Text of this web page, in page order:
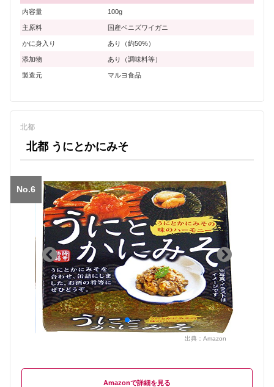
内容量 100g
主原料 国産ベニズワイガニ
かに身入り あり（約50%）
添加物 あり（調味料等）
製造元 マルヨ食品
北都
北都 うにとかにみそ
No.6
出典： Amazon
Amazon